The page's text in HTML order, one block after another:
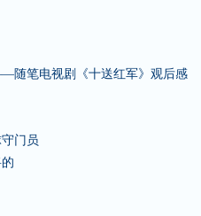
随笔电视剧《十送红军》观后感
门员